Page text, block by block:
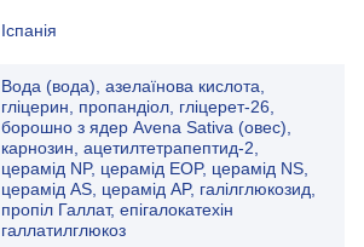
Іспанія
Вода (вода), азелаїнова кислота,
гліцерин, пропандіол, гліцерет-26,
борошно з ядер Avena Sativa (овес),
карнозин, ацетилтетрапептид-2,
церамід NP, церамід EOP, церамід NS,
церамід AS, церамід AP, галілглюкозид,
пропіл Галлат, епігалокатехін
галлатилглюкоз